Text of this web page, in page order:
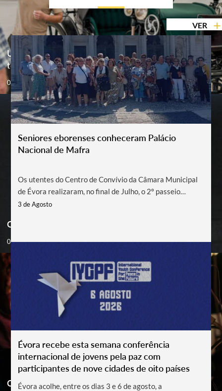
UMA VIAGEM DEPOIS DO PÔR DO SOL | Visita
temática noturna à Coleção de Carruagens
06 Aug '26
Cinema “O Feitiço da Pedra”
08 Aug '26
Concerto Ethno Portugal 2026
VER
Seniores eborenses conheceram Palácio
Nacional de Mafra
Os utentes do Centro de Convívio da Câmara Municipal
de Évora realizaram, no final de Julho, o 2º passeio
cultural de 2026, ao Palácio Nacional de Mafra e ao
columns=\"4\" size=\"full\"
ids=\"88185,88186,88187,88188\"]
3 de Agosto
Évora recebe esta semana conferência
internacional de jovens pela paz com
participantes de nove cidades de oito países
Évora acolhe, entre os dias 3 e 6 de agosto, a